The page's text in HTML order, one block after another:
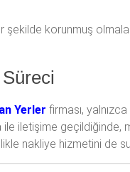
şekilde korunmuş
Yerler firması,
iletişime
nakliye hizmetini de